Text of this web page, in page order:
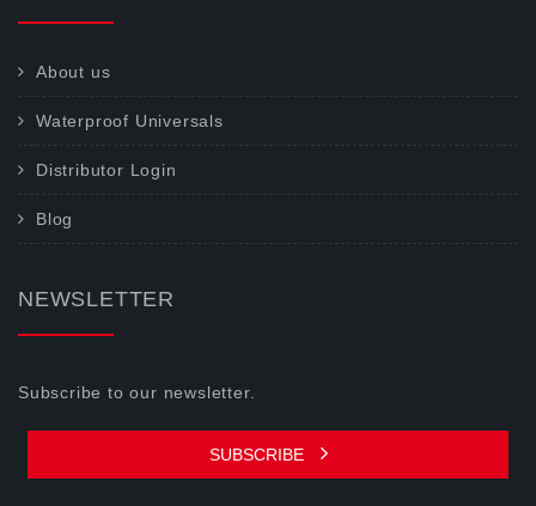
About us
Waterproof Universals
Distributor Login
Blog
NEWSLETTER
Subscribe to our newsletter.
SUBSCRIBE